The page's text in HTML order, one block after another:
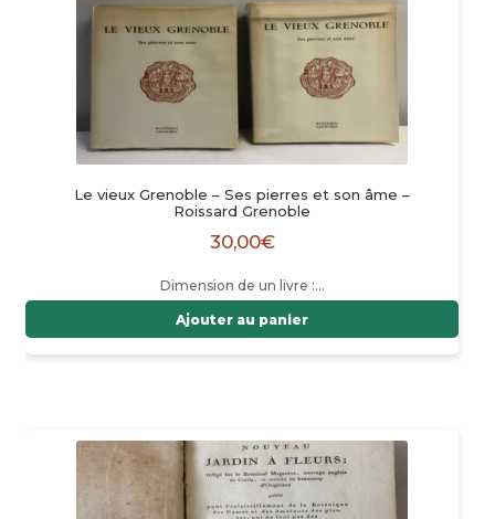
Le vieux Grenoble – Ses pierres et son âme –
Roissard Grenoble
30,00€
Dimension de un livre :…
Ajouter au panier